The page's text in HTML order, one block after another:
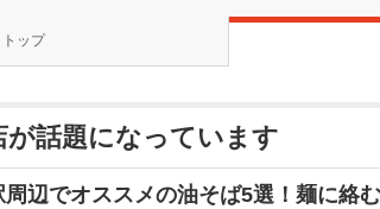
トップ
が話題になっています
周辺でオススメの油そば5選！麺に絡